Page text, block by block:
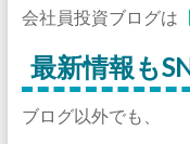
会社員投資ブログは
最新情報も
ブログ以外でも、